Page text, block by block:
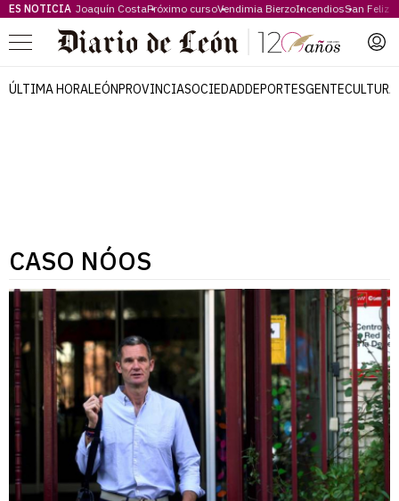
ES NOTICIA Joaquín CostaPróximo cursoVendimia BierzoIncendiosSan Feliz
Menú
ÚLTIMA HORALEÓNPROVINCIASOCIEDADDEPORTESGENTECULTURA
CASO NÓOS